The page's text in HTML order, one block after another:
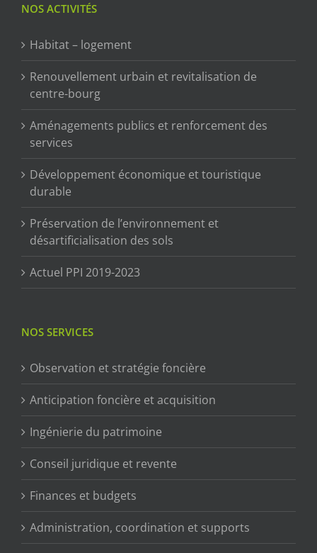
NOS ACTIVITÉS
Habitat – logement
Renouvellement urbain et revitalisation de
centre-bourg
Aménagements publics et renforcement des
services
Développement économique et touristique
durable
Préservation de l’environnement et
désartificialisation des sols
Actuel PPI 2019-2023
NOS SERVICES
Observation et stratégie foncière
Anticipation foncière et acquisition
Ingénierie du patrimoine
Conseil juridique et revente
Finances et budgets
Administration, coordination et supports